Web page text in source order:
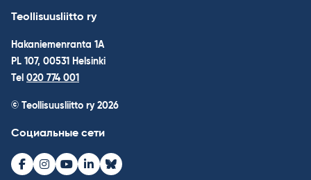
Teollisuusliitto ry
Hakaniemenranta 1A
PL 107, 00531 Helsinki
Tel 020 774 001
© Teollisuusliitto ry 2026
Социальные сети
Facebook
Instagram
Youtube
LinkedInBluesky